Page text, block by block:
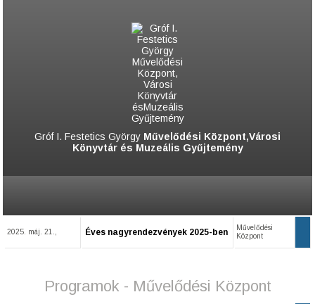
Gróf I. Festetics György Művelődési Központ,Városi
Könyvtár és Muzeális Gyűjtemény
2025. máj. 21., Éves nagyrendezvények 2025-ben
Művelődési
Központ
Programok - Művelődési Központ